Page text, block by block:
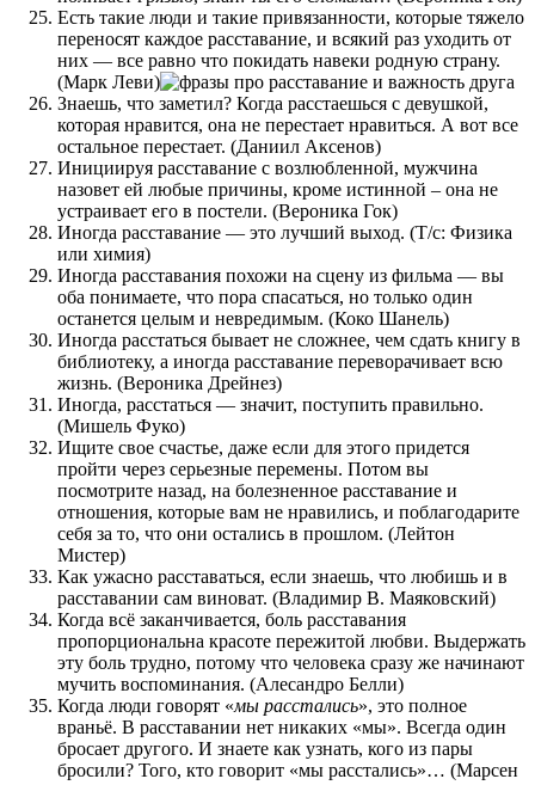
Есть такие люди и такие привязанности, которые тяжело
переносят каждое расставание, и всякий раз уходить от
них — все равно что покидать навеки родную страну.
(Марк Леви)
Знаешь, что заметил? Когда расстаешься с девушкой,
которая нравится, она не перестает нравиться. А вот все
остальное перестает. (Даниил Аксенов)
Инициируя расставание с возлюбленной, мужчина
назовет ей любые причины, кроме истинной – она не
устраивает его в постели. (Вероника Гок)
Иногда расставание — это лучший выход. (Т/с: Физика
или химия)
Иногда расставания похожи на сцену из фильма — вы
оба понимаете, что пора спасаться, но только один
останется целым и невредимым. (Коко Шанель)
Иногда расстаться бывает не сложнее, чем сдать книгу в
библиотеку, a иногда расставание переворачивает всю
жизнь. (Вероника Дрейнез)
Иногда, расстаться — значит, поступить правильно.
(Мишель Фуко)
Ищите свое счастье, даже если для этого придется
пройти через серьезные перемены. Потом вы
посмотрите назад, на болезненное расставание и
отношения, которые вам не нравились, и поблагодарите
себя за то, что они остались в прошлом. (Лейтон
Мистер)
Как ужасно расставаться, если знаешь, что любишь и в
расставании сам виноват. (Владимир В. Маяковский)
Когда всё заканчивается, боль расставания
пропорциональна красоте пережитой любви. Выдержать
эту боль трудно, потому что человека сразу же начинают
мучить воспоминания. (Алесандро Белли)
Когда люди говорят «мы расстались», это полное
враньё. В расставании нет никаких «мы». Всегда один
бросает другого. И знаете как узнать, кого из пары
бросили? Того, кто говорит «мы расстались»… (Марсен